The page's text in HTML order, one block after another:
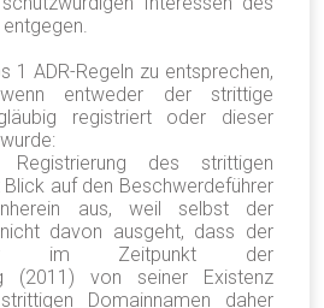
1 ADR-Regeln zu entsprechen,
entweder der strittige
registriert oder dieser
Registrierung des strittigen
auf den Beschwerdeführer
aus, weil selbst der
davon ausgeht, dass der
im Zeitpunkt der
(2011) von seiner Existenz
Domainnamen daher